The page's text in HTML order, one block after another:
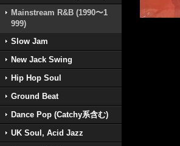
Mainstream R&B (1990〜1
999)
Slow Jam
New Jack Swing
Hip Hop Soul
Ground Beat
Dance Pop (Catchy系含む)
UK Soul, Acid Jazz